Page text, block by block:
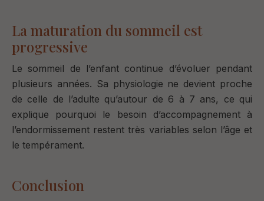
La maturation du sommeil est
progressive
Le sommeil de l’enfant continue d’évoluer pendant
plusieurs années. Sa physiologie ne devient proche
de celle de l’adulte qu’autour de 6 à 7 ans, ce qui
explique pourquoi le besoin d’accompagnement à
l’endormissement restent très variables selon l’âge et
le tempérament.
Conclusion